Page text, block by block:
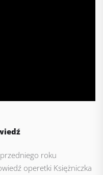
roku
operetki Księżniczka